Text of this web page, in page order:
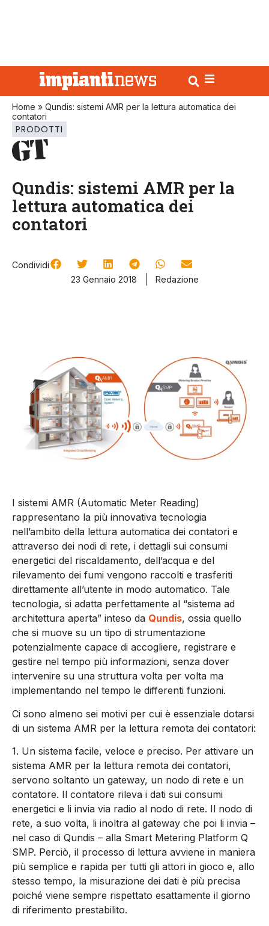
Home » Qundis: sistemi AMR per la lettura automatica dei
contatori
PRODOTTI
Qundis: sistemi AMR per la
lettura automatica dei
contatori
Condividi
23 Gennaio 2018
Redazione
I sistemi AMR (Automatic Meter Reading)
rappresentano la più innovativa tecnologia
nell’ambito della lettura automatica dei contatori e
attraverso dei nodi di rete, i dettagli sui consumi
energetici del riscaldamento, dell’acqua e del
rilevamento dei fumi vengono raccolti e trasferiti
direttamente all’utente in modo automatico. Tale
tecnologia, si adatta perfettamente al “sistema ad
architettura aperta” inteso da Qundis, ossia quello
che si muove su un tipo di strumentazione
potenzialmente capace di accogliere, registrare e
gestire nel tempo più informazioni, senza dover
intervenire su una struttura volta per volta ma
implementando nel tempo le differenti funzioni.
Ci sono almeno sei motivi per cui è essenziale dotarsi
di un sistema AMR per la lettura remota dei contatori:
1. Un sistema facile, veloce e preciso. Per attivare un
sistema AMR per la lettura remota dei contatori,
servono soltanto un gateway, un nodo di rete e un
contatore. Il contatore rileva i dati sui consumi
energetici e li invia via radio al nodo di rete. Il nodo di
rete, a suo volta, li inoltra al gateway che poi li invia –
nel caso di Qundis – alla Smart Metering Platform Q
SMP. Perciò, il processo di lettura avviene in maniera
più semplice e rapida per tutti gli attori in gioco e, allo
stesso tempo, la misurazione dei dati è più precisa
poiché viene sempre rispettato esattamente il giorno
di riferimento prestabilito.